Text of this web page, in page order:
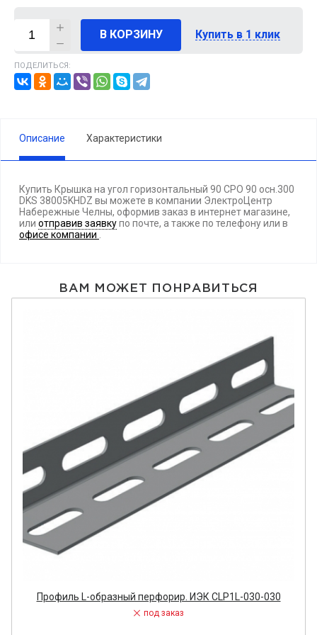
В КОРЗИНУ Купить в 1 клик
ПОДЕЛИТЬСЯ:
Описание Характеристики
Купить Крышка на угол горизонтальный 90 СРО 90 осн.300
DKS 38005KHDZ вы можете в компании ЭлектроЦентр
Набережные Челны, оформив заказ в интернет магазине,
или отправив заявкупо почте, а также по телефонуили в
офисе компании
ВАМ МОЖЕТ ПОНРАВИТЬСЯ
Профиль L-образный перфорир. ИЭК CLP1L-030-030
под заказ